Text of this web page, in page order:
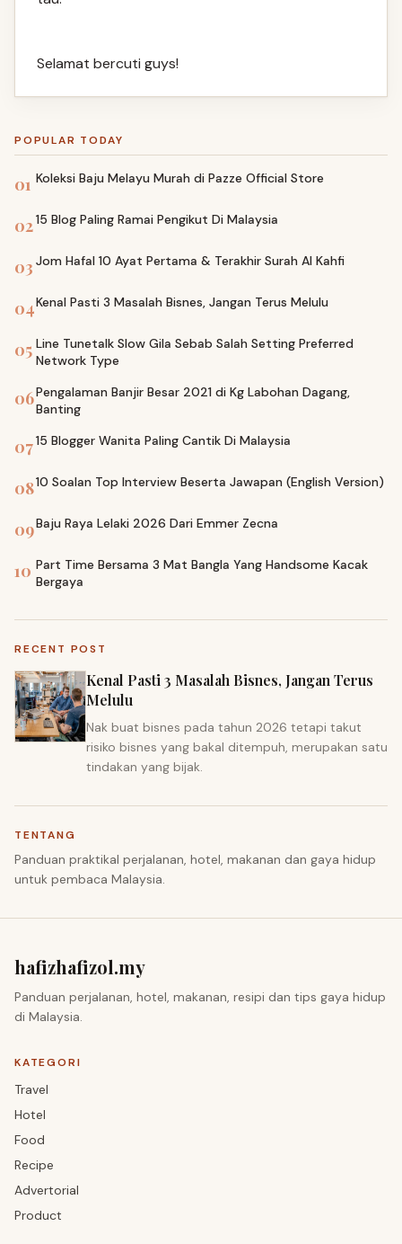
POPULAR TODAY
01 Koleksi Baju Melayu Murah di Pazze Official Store
0215 Blog Paling Ramai Pengikut Di Malaysia
03 Jom Hafal 10 Ayat Pertama & Terakhir Surah Al Kahfi
04Kenal Pasti 3 Masalah Bisnes, Jangan Terus Melulu
05 Line Tunetalk Slow Gila Sebab Salah Setting Preferred
Network Type
06Pengalaman Banjir Besar 2021 di Kg Labohan Dagang,
Banting
0715 Blogger Wanita Paling Cantik Di Malaysia
0810 Soalan Top Interview Beserta Jawapan (English Version)
09Baju Raya Lelaki 2026 Dari Emmer Zecna
10 Part Time Bersama 3 Mat Bangla Yang Handsome Kacak
Bergaya
RECENT POST
Kenal Pasti 3 Masalah Bisnes, Jangan Terus
Melulu
Nak buat bisnes pada tahun 2026 tetapi takut
risiko bisnes yang bakal ditempuh, merupakan satu
tindakan yang bijak.
TENTANG
Panduan praktikal perjalanan, hotel, makanan dan gaya hidup
untuk pembaca Malaysia.
Selamat bercuti guys!
hafizhafizol.my
Panduan perjalanan, hotel, makanan, resipi dan tips gaya hidup
di Malaysia.
KATEGORI
Travel
Hotel
Food
Recipe
Advertorial
Product